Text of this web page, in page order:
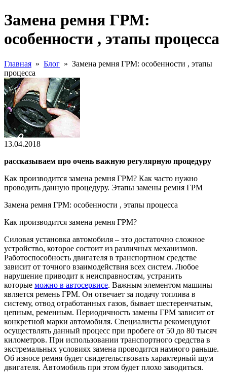
Замена ремня ГРМ:
особенности , этапы процесса
Главная » Блог » Замена ремня ГРМ: особенности , этапы
процесса
13.04.2018
рассказываем про очень важную регулярную процедуру
Как производится замена ремня ГРМ? Как часто нужно
проводить данную процедуру. Этапы замены ремня ГРМ
Замена ремня ГРМ: особенности , этапы процесса
Как производится замена ремня ГРМ?
Силовая установка автомобиля – это достаточно сложное
устройство, которое состоит из различных механизмов.
Работоспособность двигателя в транспортном средстве
зависит от точного взаимодействия всех систем. Любое
нарушение приводит к неисправностям, устранить
которые можно в автосервисе. Важным элементом машины
является ремень ГРМ. Он отвечает за подачу топлива в
систему, отвод отработанных газов, бывает шестеренчатым,
цепным, ременным. Периодичность замены ГРМ зависит от
конкретной марки автомобиля. Специалисты рекомендуют
осуществлять данный процесс при пробеге от 50 до 80 тысяч
километров. При использовании транспортного средства в
экстремальных условиях замена проводится намного раньше.
Об износе ремня будет свидетельствовать характерный шум
двигателя. Автомобиль при этом будет плохо заводиться.